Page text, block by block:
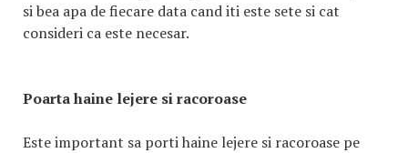
si bea apa de fiecare data cand iti este sete si cat
consideri ca este necesar.
Poarta haine lejere si racoroase
Este important sa porti haine lejere si racoroase pe